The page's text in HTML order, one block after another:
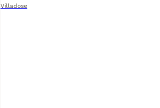
Villadose